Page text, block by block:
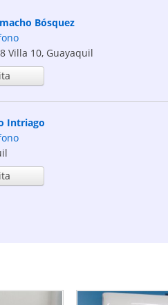
Bósquez
Villa 10, Guayaquil
Intriago